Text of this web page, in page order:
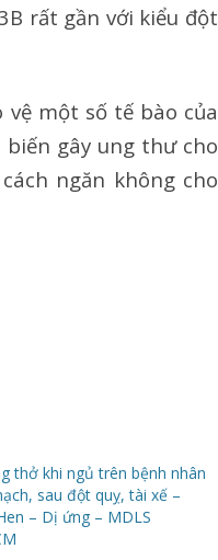
rất gần với kiểu đột
vệ một số tế bào của
gây ung thư cho
ngăn không cho
thở khi ngủ trên bệnh nhân
sau đột quỵ, tài xế –
– Dị ứng – MDLS